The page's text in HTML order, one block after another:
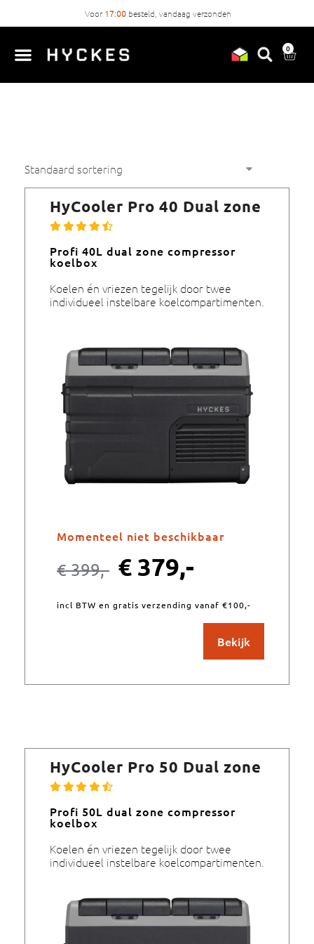
Voor 17:00besteld, vandaag verzonden
0
HyCooler Pro 40 Dual zone
Profi 40L dual zone compressor
koelbox
Koelen én vriezen tegelijk door twee
individueel instelbare koelcompartimenten.
Momenteel niet beschikbaar
€399,- € 379,-
incl BTW en gratis verzending vanaf €100,-
Bekijk
HyCooler Pro 50 Dual zone
Profi 50L dual zone compressor
koelbox
Koelen én vriezen tegelijk door twee
individueel instelbare koelcompartimenten.